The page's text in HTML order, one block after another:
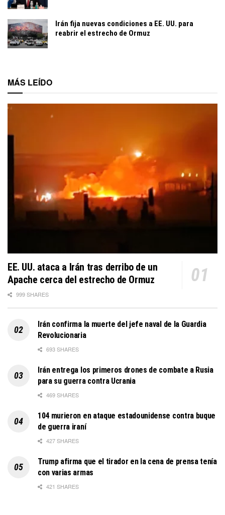
Irán fija nuevas condiciones a EE. UU. para
reabrir el estrecho de Ormuz
MÁS LEÍDO
EE. UU. ataca a Irán tras derribo de un
Apache cerca del estrecho de Ormuz
999 SHARES
Irán confirma la muerte del jefe naval de la Guardia
Revolucionaria
693 SHARES
Irán entrega los primeros drones de combate a Rusia
para su guerra contra Ucrania
469 SHARES
104 murieron en ataque estadounidense contra buque
de guerra iraní
427 SHARES
Trump afirma que el tirador en la cena de prensa tenía
con varias armas
421 SHARES